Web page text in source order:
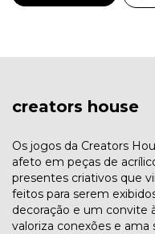
creators house
Os jogos da Creators
afeto em peças de
presentes criativos que
feitos para serem
decoração e um convite
valoriza conexões e ama